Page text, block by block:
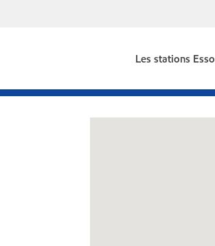
Les stations Esso